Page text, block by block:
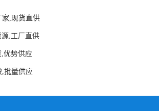
家,现货直供
,工厂直供
优势供应
,批量供应